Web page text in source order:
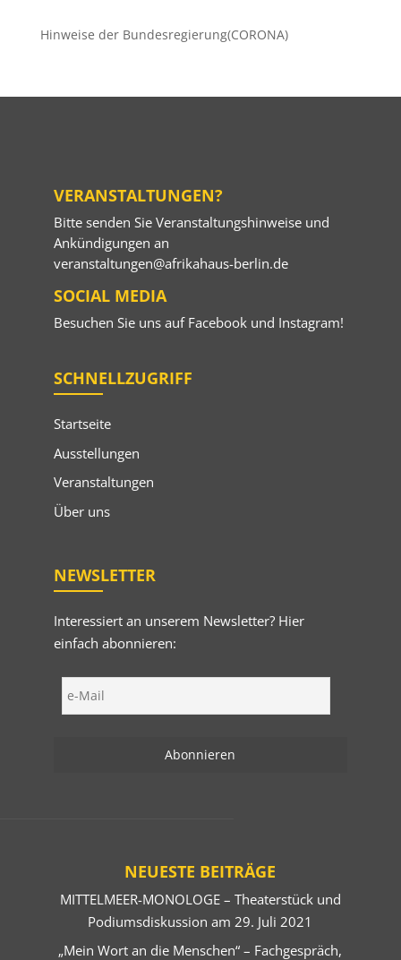
Hinweise der Bundesregierung(CORONA)
VERANSTALTUNGEN?
Bitte senden Sie Veranstaltungshinweise und
Ankündigungen an
veranstaltungen@afrikahaus-berlin.de
SOCIAL MEDIA
Besuchen Sie uns auf Facebookund Instagram!
SCHNELLZUGRIFF
Startseite
Ausstellungen
Veranstaltungen
Über uns
NEWSLETTER
Interessiert an unserem Newsletter? Hier
einfach abonnieren:
NEUESTE BEITRÄGE
MITTELMEER-MONOLOGE – Theaterstück und
Podiumsdiskussion am 29. Juli 2021
„Mein Wort an die Menschen“ – Fachgespräch,